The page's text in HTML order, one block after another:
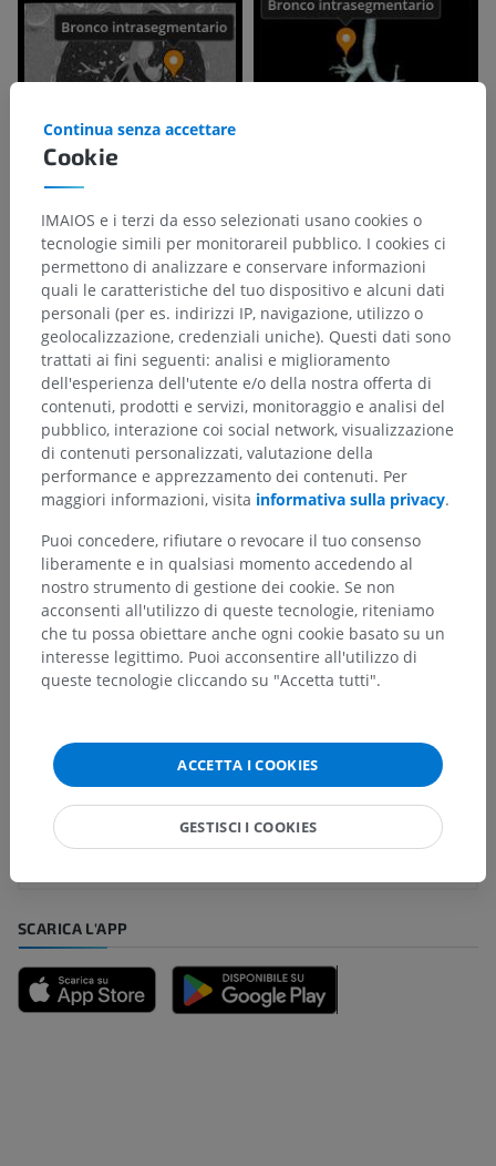
Gerarchia anatomica
Anatomia umana 2
Corpo umano> Apparati viscerali >
Apparato respiratorio> Albero bronchiale>
Bronchi> Bronchi intrapolmonari>
Bronco intrasegmentario
Strutture sottostanti: Non sono presenti strutture
Traduzioni
Non esitare a suggerire una correzione, traduzione o
Segnala un problema
SCARICA L'APP
Cookie
Continua senza accettare
IMAIOS e i terzi da esso selezionati usano cookies o
tecnologie simili per monitorareil pubblico. I cookies ci
permettono di analizzare e conservare informazioni
quali le caratteristiche del tuo dispositivo e alcuni dati
personali (per es. indirizzi IP, navigazione, utilizzo o
geolocalizzazione, credenziali uniche). Questi dati sono
trattati ai fini seguenti: analisi e miglioramento
dell'esperienza dell'utente e/o della nostra offerta di
contenuti, prodotti e servizi, monitoraggio e analisi del
pubblico, interazione coi social network, visualizzazione
di contenuti personalizzati, valutazione della
performance e apprezzamento dei contenuti. Per
maggiori informazioni, visita informativa sulla privacy.
Puoi concedere, rifiutare o revocare il tuo consenso
liberamente e in qualsiasi momento accedendo al
nostro strumento di gestione dei cookie. Se non
acconsenti all'utilizzo di queste tecnologie, riteniamo
che tu possa obiettare anche ogni cookie basato su un
interesse legittimo. Puoi acconsentire all'utilizzo di
queste tecnologie cliccando su "Accetta tutti".
ACCETTA I COOKIES
GESTISCI I COOKIES